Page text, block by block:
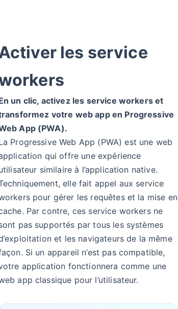
les service
un clic, activez les service workers et
votre web app en Progressive
App (PWA).
Progressive Web App (PWA) est une web
qui offre une expérience
similaire à l’application native.
elle fait appel aux service
pour gérer les requêtes et la mise en
Par contre, ces service workers ne
pas supportés par tous les systèmes
et les navigateurs de la même
Si un appareil n’est pas compatible,
application fonctionnera comme une
app classique pour l’utilisateur.